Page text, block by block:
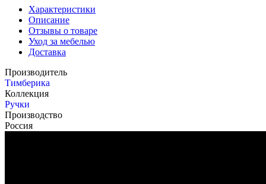
Характеристики
Описание
Отзывы о товаре
Уход за мебелью
Доставка
Производитель
Тимберика
Коллекция
Ручки
Производство
Россия